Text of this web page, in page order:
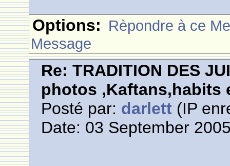
Options: Rèpondre à ce
Message
Re: TRADITION DES
photos ,Kaftans,habits
Posté par: darlett (IP
Date: 03 September